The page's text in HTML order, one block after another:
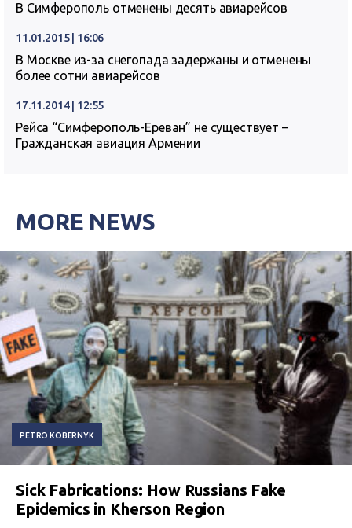
В Симферополь отменены десять авиарейсов
11.01.2015 | 16:06
В Москве из-за снегопада задержаны и отменены
более сотни авиарейсов
17.11.2014 | 12:55
Рейса “Симферополь-Ереван” не существует –
Гражданская авиация Армении
MORE NEWS
PETRO KOBERNYK
Sick Fabrications: How Russians Fake
Epidemics in Kherson Region